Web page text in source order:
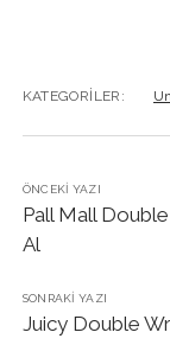
KATEGORILER:
ÖNCEKI YAZI
Pall Mall
Al
SONRAKI YAZI
Juicy Double